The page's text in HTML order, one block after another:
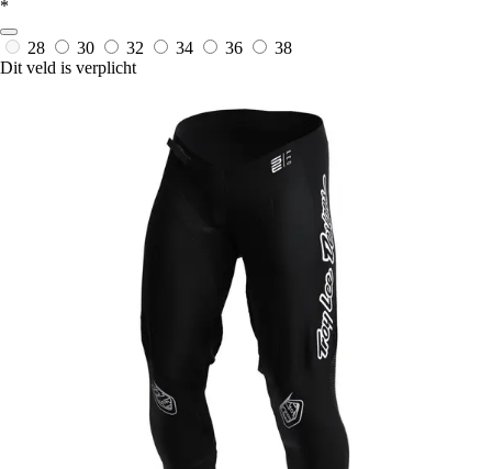
*
28 30 32 34 36
38
Dit veld is verplicht